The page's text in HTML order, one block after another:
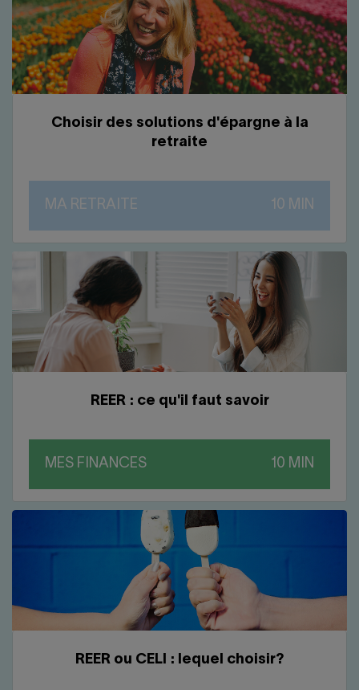
Choisir des solutions d'épargne à la
retraite
MA RETRAITE
REER : ce qu'il faut savoir
MES FINANCES
REER ou CELI : lequel choisir?